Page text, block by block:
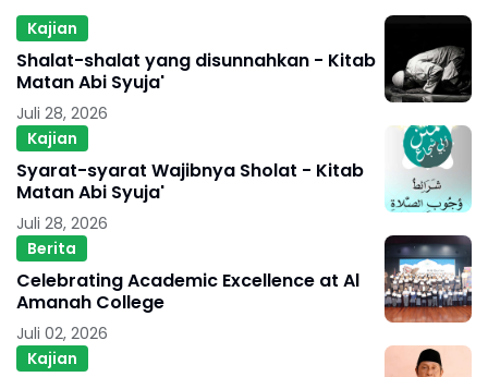
Kajian
Shalat-shalat yang disunnahkan - Kitab
Matan Abi Syuja'
Juli 28, 2026
Kajian
Syarat-syarat Wajibnya Sholat - Kitab
Matan Abi Syuja'
Juli 28, 2026
Berita
Celebrating Academic Excellence at Al
Amanah College
Juli 02, 2026
Kajian